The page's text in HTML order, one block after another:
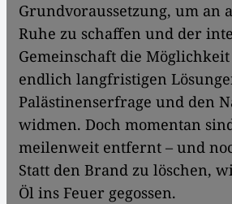
Grundvoraussetzung, um an
Ruhe zu schaffen und der
Gemeinschaft die
endlich langfristigen
Palästinenserfrage und den
widmen. Doch momentan
meilenweit entfernt – und
Statt den Brand zu löschen,
Öl ins Feuer gegossen.